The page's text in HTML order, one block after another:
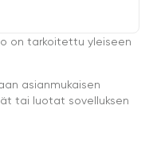
on tarkoitettu yleiseen
asianmukaisen
tai luotat sovelluksen